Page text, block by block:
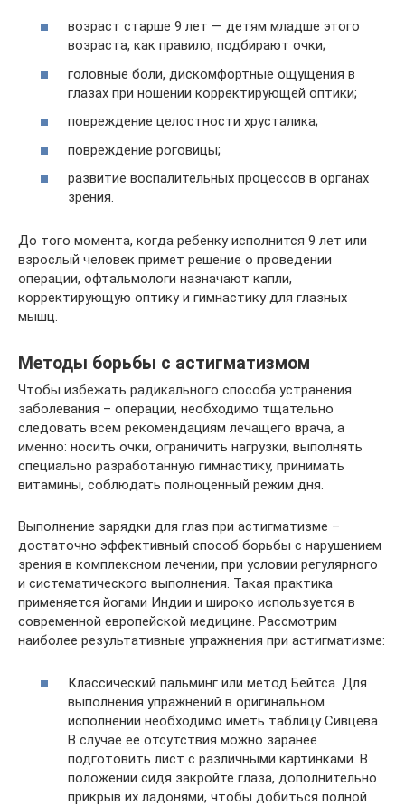
возраст старше 9 лет ― детям младше этого
возраста, как правило, подбирают очки;
головные боли, дискомфортные ощущения в
глазах при ношении корректирующей оптики;
повреждение целостности хрусталика;
повреждение роговицы;
развитие воспалительных процессов в органах
зрения.
До того момента, когда ребенку исполнится 9 лет или
взрослый человек примет решение о проведении
операции, офтальмологи назначают капли,
корректирующую оптику и гимнастику для глазных
мышц.
Методы борьбы с астигматизмом
Чтобы избежать радикального способа устранения
заболевания – операции, необходимо тщательно
следовать всем рекомендациям лечащего врача, а
именно: носить очки, ограничить нагрузки, выполнять
специально разработанную гимнастику, принимать
витамины, соблюдать полноценный режим дня.
Выполнение зарядки для глаз при астигматизме –
достаточно эффективный способ борьбы с нарушением
зрения в комплексном лечении, при условии регулярного
и систематического выполнения. Такая практика
применяется йогами Индии и широко используется в
современной европейской медицине. Рассмотрим
наиболее результативные упражнения при астигматизме:
Классический пальминг или метод Бейтса. Для
выполнения упражнений в оригинальном
исполнении необходимо иметь таблицу Сивцева.
В случае ее отсутствия можно заранее
подготовить лист с различными картинками. В
положении сидя закройте глаза, дополнительно
прикрыв их ладонями, чтобы добиться полной